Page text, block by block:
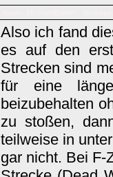
Also ich fand
es auf den
Strecken sind
für eine
beizubehalten
zu stoßen,
teilweise in
gar nicht. Bei F-